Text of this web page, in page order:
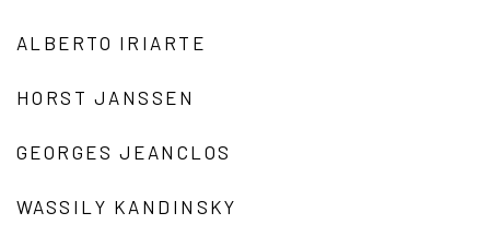
ALBERTO IRIARTE
HORST JANSSEN
GEORGES JEANCLOS
WASSILY KANDINSKY